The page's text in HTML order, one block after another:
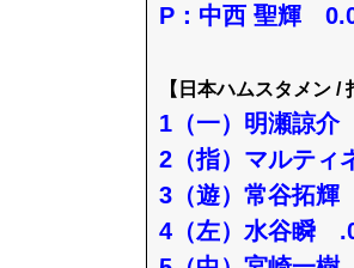
P：中西 聖輝
【日本ハムスタメン /
1（一）明瀬諒
2（指）マルテ
3（遊）常谷拓
4（左）水谷瞬